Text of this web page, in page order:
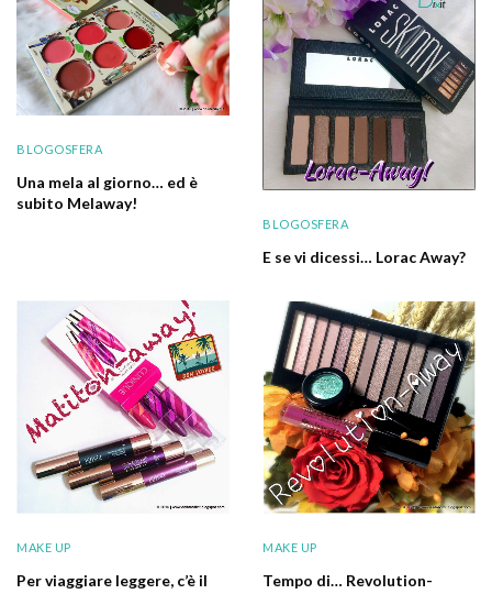
BLOGOSFERA
Una mela al giorno… ed è
subito Melaway!
BLOGOSFERA
E se vi dicessi… Lorac Away?
MAKE UP
Per viaggiare leggere, c’è il
MAKE UP
Tempo di… Revolution-